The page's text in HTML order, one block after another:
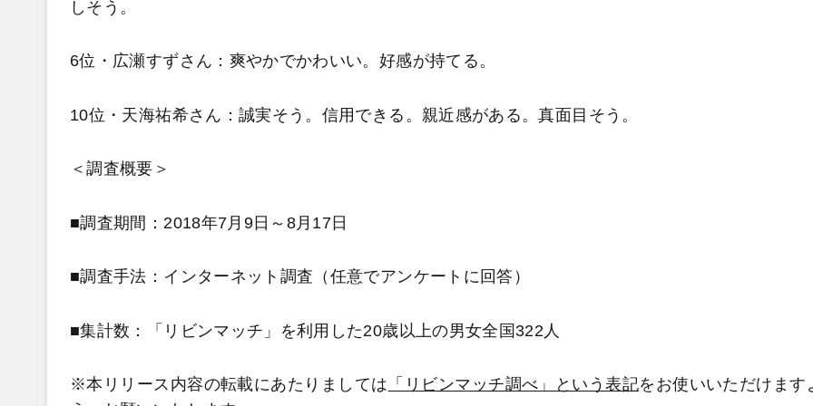
しそう。
6位・広瀬すずさん：爽やかでかわいい。好感が持てる。
10位・天海祐希さん：誠実そう。信用できる。親近感がある。真面目そう。
＜調査概要＞
■調査期間：2018年7月9日～8月17日
■調査手法：インターネット調査（任意でアンケートに回答）
■集計数：「リビンマッチ」を利用した20歳以上の男女全国322人
※本リリース内容の転載にあたりましては 「リビンマッチ調べ」という表記をお使いいただけます